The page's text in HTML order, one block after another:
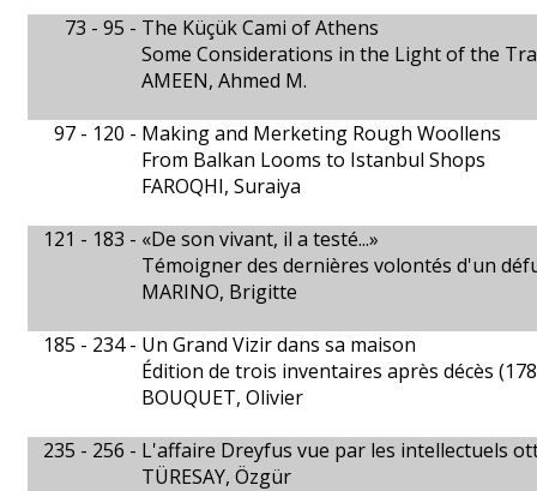
73 - 95 - The Küçük Cami of Athens
Some Considerations in the Light of the
AMEEN, Ahmed M.
97 - 120 - Making and Merketing Rough Woollens
From Balkan Looms to Istanbul Shops
FAROQHI, Suraiya
121 - 183 - «De son vivant, il a testé...»
Témoigner des dernières volontés d'un
MARINO, Brigitte
185 - 234 - Un Grand Vizir dans sa maison
Édition de trois inventaires après décès
BOUQUET, Olivier
235 - 256 - L'affaire Dreyfus vue par les intellectuels
TÜRESAY, Özgür